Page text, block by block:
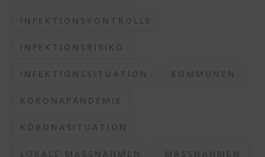
INFEKTIONSKONTROLLE
INFEKTIONSRISIKO
INFEKTIONSSITUATION KOMMUNEN
KORONAPANDEMIE
KORONASITUATION
LOKALE MASSNAHMEN MASSNAHMEN